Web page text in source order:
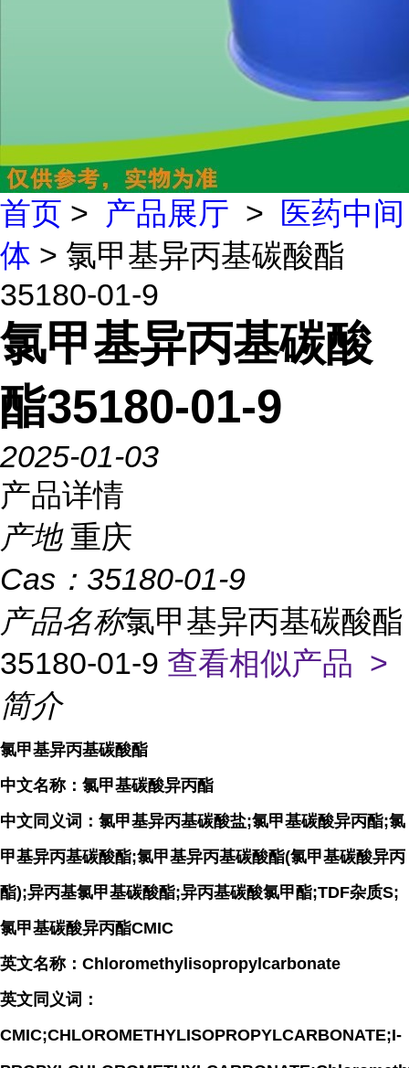
首页 > 产品展厅 >
医药中间
体 > 氯甲基异丙基碳酸酯
35180-01-9
氯甲基异丙基碳酸
酯35180-01-9
2025-01-03
产品详情
产地 重庆
Cas： 35180-01-9
产品名称氯甲基异丙基碳酸酯
35180-01-9 查看相似产品 >
简介
氯甲基异丙基碳酸酯
中文名称：氯甲基碳酸异丙酯
中文同义词：氯甲基异丙基碳酸盐;氯甲基碳酸异丙酯;氯
甲基异丙基碳酸酯;氯甲基异丙基碳酸酯(氯甲基碳酸异丙
酯);异丙基氯甲基碳酸酯;异丙基碳酸氯甲酯;TDF杂质S;
氯甲基碳酸异丙酯CMIC
英文名称：Chloromethylisopropylcarbonate
英文同义词：
CMIC;CHLOROMETHYLISOPROPYLCARBONATE;I-